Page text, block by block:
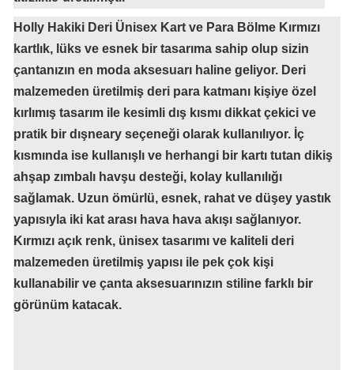
Holly Hakiki Deri Ünisex Kart ve Para Bölme Kırmızı
kartlık, lüks ve esnek bir tasarıma sahip olup sizin
çantanızın en moda aksesuarı haline geliyor. Deri
malzemeden üretilmiş deri para katmanı kişiye özel
kırlımış tasarım ile kesimli dış kısmı dikkat çekici ve
pratik bir dışneary seçeneği olarak kullanılıyor. İç
kısmında ise kullanışlı ve herhangi bir kartı tutan dikiş
ahşap zımbalı havşu desteği, kolay kullanılığı
sağlamak. Uzun ömürlü, esnek, rahat ve düşey yastık
yapısıyla iki kat arası hava hava akışı sağlanıyor.
Kırmızı açık renk, ünisex tasarımı ve kaliteli deri
malzemeden üretilmiş yapısı ile pek çok kişi
kullanabilir ve çanta aksesuarınızın stiline farklı bir
görünüm katacak.